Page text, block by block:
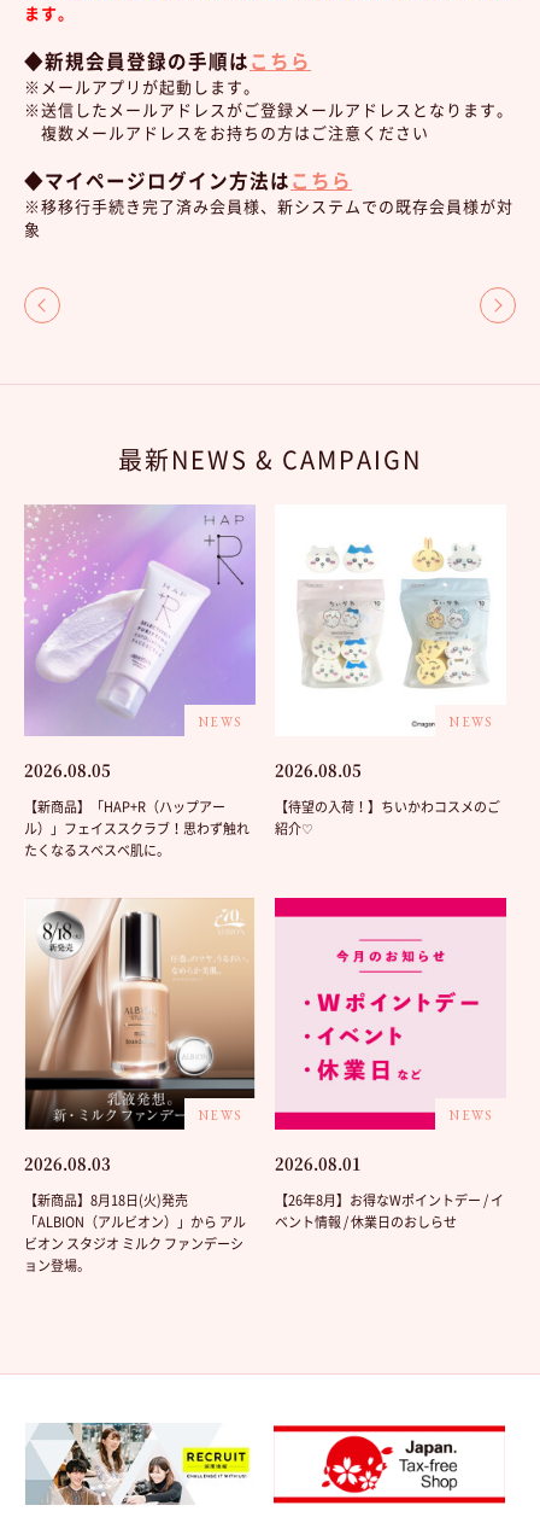
ます。
◆新規会員登録の手順はこちら
※メールアプリが起動します。
※送信したメールアドレスがご登録メールアドレスとなります。
複数メールアドレスをお持ちの方はご注意ください
◆マイページログイン方法はこちら
※移移行手続き完了済み会員様、新システムでの既存会員様が対
象
最新NEWS & CAMPAIGN
NEWS
2026.08.05
【新商品】「HAP+R（ハップアー
ル）」フェイススクラブ！思わず触れ
たくなるスベスベ肌に。
NEWS
2026.08.05
【待望の入荷！】ちいかわコスメのご
紹介♡
NEWS
2026.08.03
【新商品】8月18日(火)発売
「ALBION（アルビオン）」から アル
ビオン スタジオ ミルク ファンデーシ
ョン登場。
NEWS
2026.08.01
【26年8月】お得なWポイントデー / イ
ベント情報 / 休業日のおしらせ